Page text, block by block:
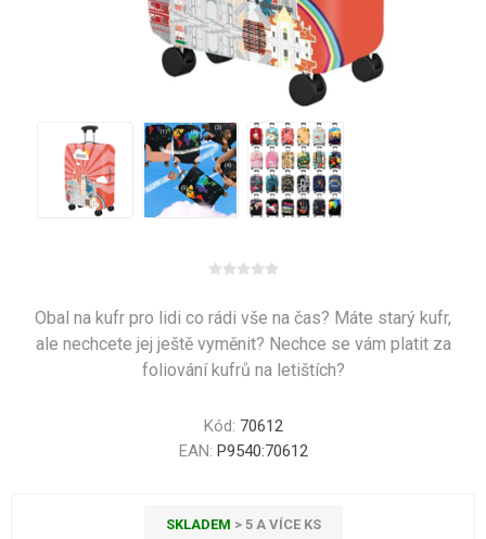
Obal na kufr pro lidi co rádi vše na čas? Máte starý kufr,
ale nechcete jej ještě vyměnit? Nechce se vám platit za
foliování kufrů na letištích?
Kód: 70612
EAN: P9540:70612
SKLADEM > 5 A VÍCE KS